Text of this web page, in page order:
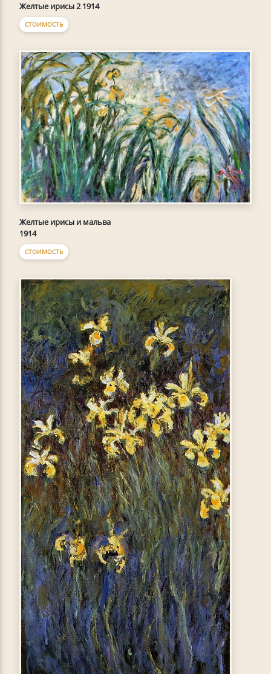
Желтые ирисы 2 1914
СТОИМОСТЬ
Желтые ирисы и мальва
1914
СТОИМОСТЬ